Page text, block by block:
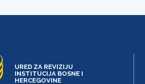
URED ZA REVIZIJU
INSTITUCIJA BOSNE I
HERCEGOVINE